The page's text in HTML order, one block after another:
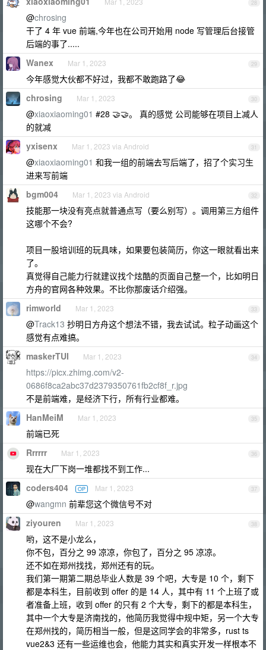
28
@chrosing
干了 4 年 vue 前端,今年也在公司开始用 node 写管理后台接管
后端的事了.....
29
Wanex Mar 1, 2023
今年感觉大伙都不好过，我都不敢跑路了😂
30
chrosing Mar 1, 2023
@xiaoxiaoming01 #28 🤝🤝。 真的感觉 公司能够在项目上减人
的就减
31
yxisenx Mar 1, 2023 via Android
@xiaoxiaoming01 和我一组的前端去写后端了，招了个实习生
进来写前端
32
bgm004 Mar 1, 2023 via Android
技能那一块没有亮点就普通点写（要么别写）。调用第三方组件
这哪个不会?
项目一股培训班的玩具味，如果要包装简历，你这一眼就看出来
了。
真觉得自己能力行就建议找个炫酷的页面自己整一个，比如明日
方舟的官网各种效果。不比你那废话介绍强。
33
rimworld Mar 1, 2023
@Track13 抄明日方舟这个想法不错，我去试试。粒子动画这个
感觉有点难搞。
34
maskerTUI Mar 1, 2023
https://picx.zhimg.com/v2-
0686f8ca2abc37d2379350761fb2cf8f_r.jpg
不是前端难，是经济下行，所有行业都难。
35
HanMeiM Mar 1, 2023
前端已死
36
Rrrrrr Mar 1, 2023
现在大厂下岗一堆都找不到工作...
37
coders404 OP Mar 1, 2023
@wangmn 前辈您这个微信号不对
38
ziyouren Mar 1, 2023
哟，这不是小龙么，
你不包，百分之 99 凉凉，你包了，百分之 95 凉凉。
还不如在郑州找找，郑州还有的玩。
我们第一期第二期总毕业人数是 39 个吧，大专是 10 个，剩下
都是本科生，目前收到 offer 的是 14 人，其中有 11 个上班了或
者准备上班，收到 offer 的只有 2 个大专，剩下的都是本科生，
其中一个大专是济南找的，他简历我觉得中规中矩，另一个大专
在郑州找的，简历相当一般，但是这同学会的非常多，rust ts
vue2&3 还有一些运维也会，他能力其实和真实开发一样根本不